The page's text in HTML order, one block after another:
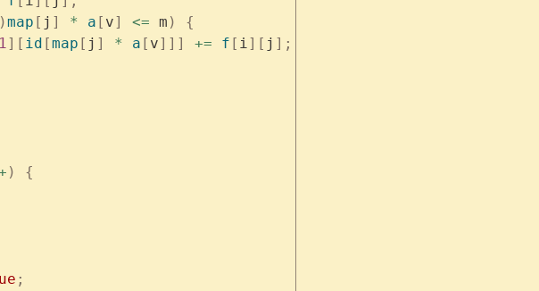
)map [ j ] * a [ v] <= m )
{
][ id [map [ j ] * a [ v]]] += f [ i][ j ];
)
{
;